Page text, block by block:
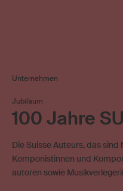
Unternehmen
Jubiläum
100 Jahre
Die Suisse Auteurs, das
Komponistinnen und
autoren sowie